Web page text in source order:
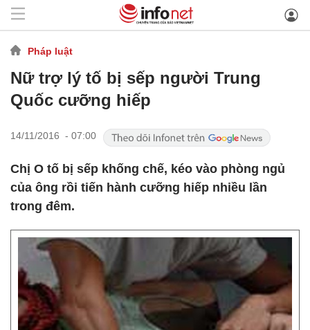
Pháp luật
Nữ trợ lý tố bị sếp người Trung
Quốc cưỡng hiếp
14/11/2016 - 07:00
Chị O tố bị sếp khống chế, kéo vào phòng ngủ
của ông rồi tiến hành cưỡng hiếp nhiều lần
trong đêm.